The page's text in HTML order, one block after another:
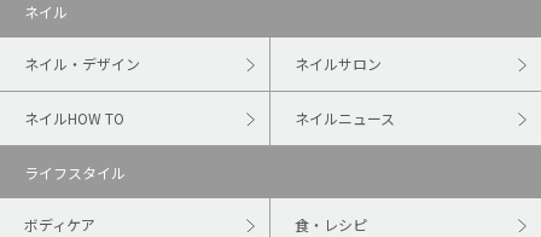
ネイル
ネイル・デザイン ネイルサロン
ネイルHOW TO ネイルニュース
ライフスタイル
ボディケア 食・レシピ